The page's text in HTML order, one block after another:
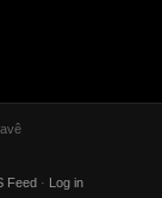
Feed · Log in